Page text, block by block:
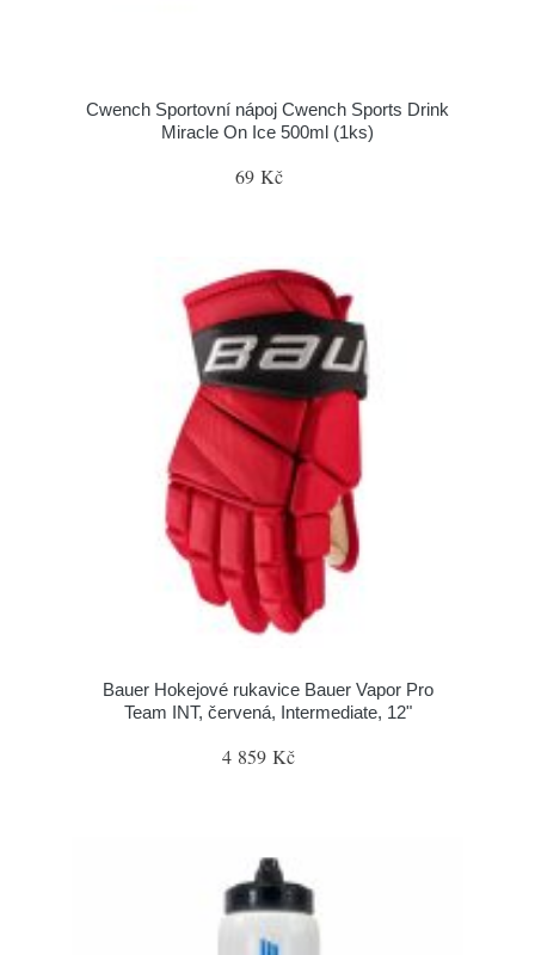
Cwench Sportovní nápoj Cwench Sports Drink
Miracle On Ice 500ml (1ks)
69 Kč
Bauer Hokejové rukavice Bauer Vapor Pro
Team INT, červená, Intermediate, 12"
4 859 Kč